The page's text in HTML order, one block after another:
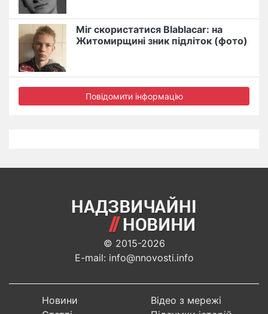
Міг скористатися Blablacar: на
Житомирщині зник підліток (фото)
Повідомити інформацію
© 2015-2026
E-mail: info@nnovosti.info
Новини
Відео з мережі